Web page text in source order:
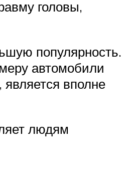
головы,
популярность.
автомобили
вполне
людям